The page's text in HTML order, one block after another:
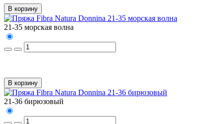
В корзину
21-35 морская волна
В корзину
21-36 бирюзовый